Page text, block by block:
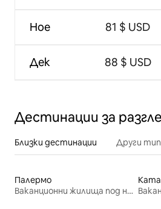
Ное
Дек
81 $ USD
88 $ USD
Дестинации за
Близки дестинации Други
Палермо
Ваканционни жилища под наем